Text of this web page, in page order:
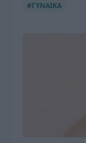
#ΓΥΝΑΙΚΑ